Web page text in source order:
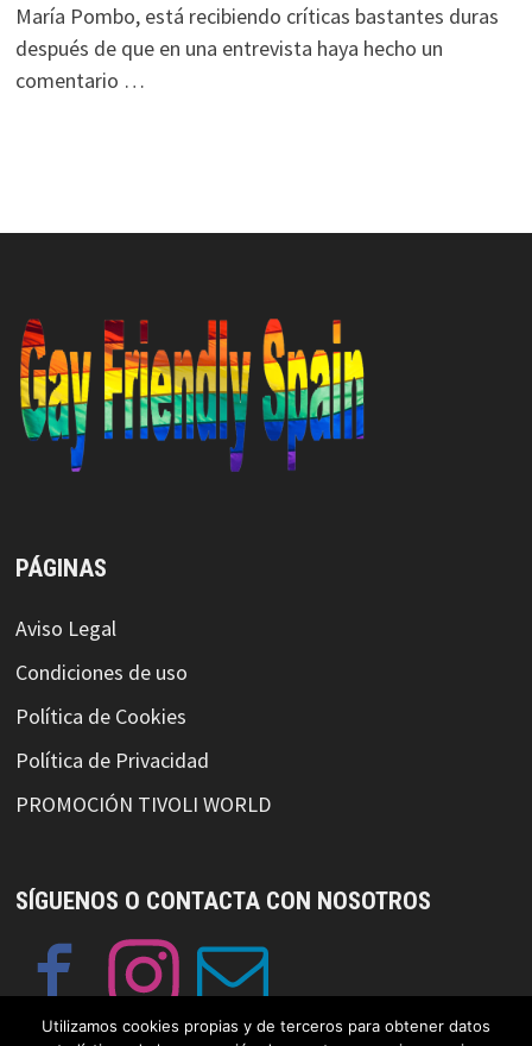
María Pombo, está recibiendo críticas bastantes duras
después de que en una entrevista haya hecho un
comentario …
PÁGINAS
Aviso Legal
Condiciones de uso
Política de Cookies
Política de Privacidad
PROMOCIÓN TIVOLI WORLD
SÍGUENOS O CONTACTA CON NOSOTROS
Utilizamos cookies propias y de terceros para obtener datos